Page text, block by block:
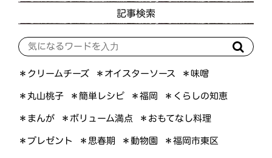
記事検索
＊クリームチーズ ＊オイスターソース ＊味噌
＊丸山桃子 ＊簡単レシピ ＊福岡 ＊くらしの知恵
＊まんが ＊ボリューム満点 ＊おもてなし料理
＊プレゼント ＊思春期 ＊動物園 ＊福岡市東区